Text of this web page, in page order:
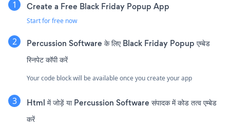
Create a Free Black Friday Popup App
Start for free now
Percussion Software के लिए Black Friday Popup एम्बेड
स्निपेट कॉपी करें
Your code block will be available once you create your app
Html में जोड़ें या Percussion Software संपादक में कोड तत्व एम्बेड
करें